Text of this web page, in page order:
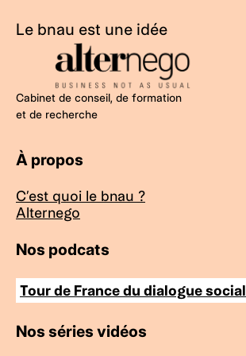
Le bnau est une idée
Cabinet de conseil, de formation
et de recherche
À propos
C’est quoi le bnau ?
Alternego
Nos podcats
Tour de France du dialogue social
Nos séries vidéos